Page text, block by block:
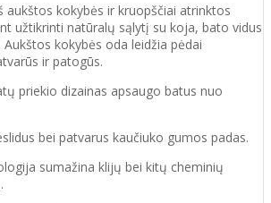
aukštos kokybės ir kruopščiai atrinktos
užtikrinti natūralų sąlytį su koja, bato vidus
kokybės oda leidžia pėdai
ir patogūs.
priekio dizainas apsaugo batus nuo
bei patvarus kaučiuko gumos padas.
sumažina klijų bei kitų cheminių